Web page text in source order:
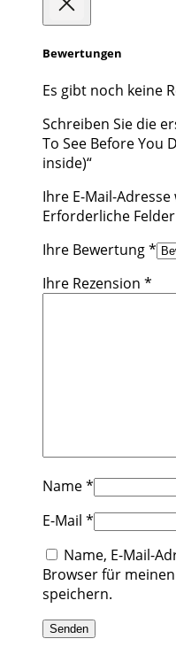
Bewertungen
Es gibt noch keine
Schreiben Sie die
To See Before You
inside)“
Ihre E-Mail-
Erforderliche
Ihre Bewertung*
Ihre Rezension *
Name*
E-Mail *
Name, E-Mail-
Browser für
speichern.